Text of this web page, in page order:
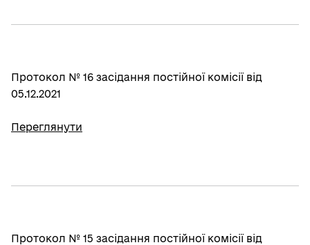
Протокол № 16 засідання постійної комісії від
05.12.2021
Переглянути
Протокол № 15 засідання постійної комісії від